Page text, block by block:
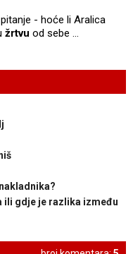
- hoće li Aralica
žrtvu od sebe …
ili gdje je razlika između